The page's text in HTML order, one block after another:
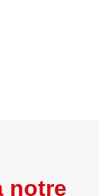
notre